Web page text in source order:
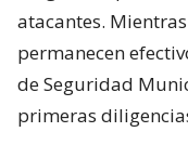
atacantes.
permanecen
de Seguridad
primeras